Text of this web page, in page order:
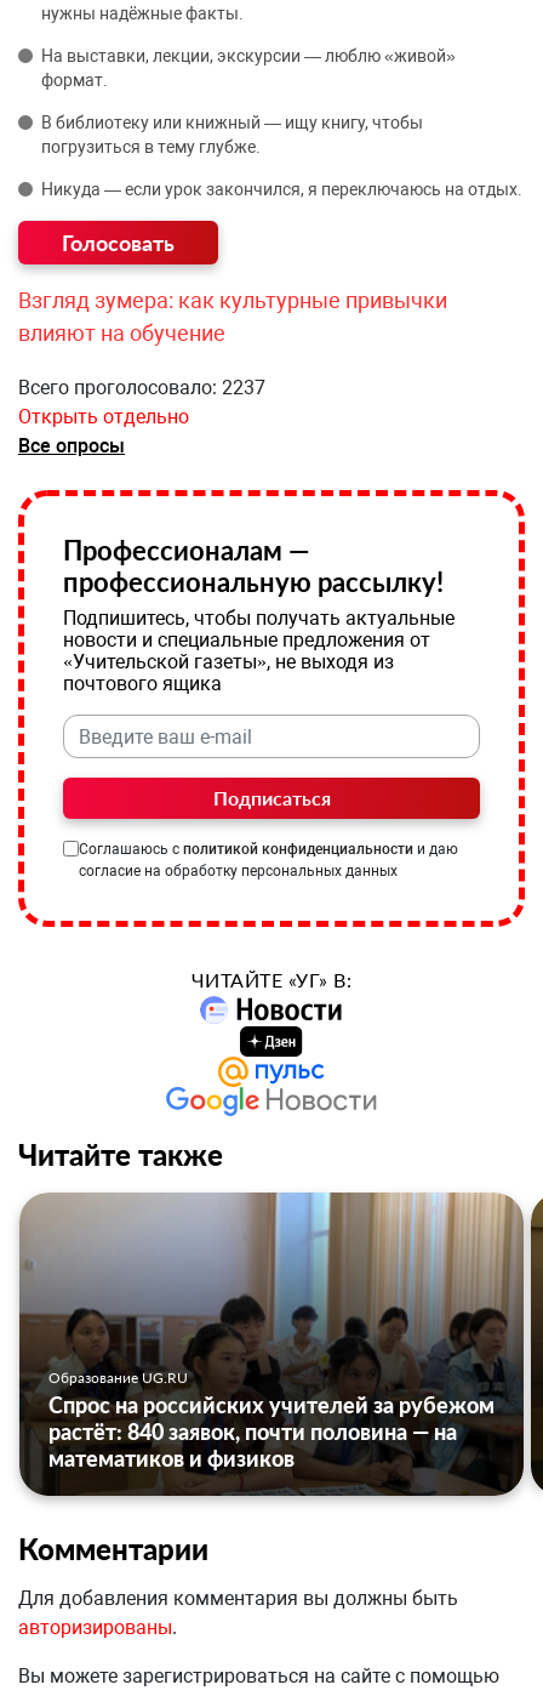
нужны надёжные факты.
На выставки, лекции, экскурсии — люблю «живой»
формат.
В библиотеку или книжный — ищу книгу, чтобы
погрузиться в тему глубже.
Никуда — если урок закончился, я переключаюсь на отдых.
Взгляд зумера: как культурные привычки
влияют на обучение
Всего проголосовало: 2237
Открыть отдельно
Все опросы
Профессионалам —
профессиональную рассылку!
Подпишитесь, чтобы получать актуальные
новости и специальные предложения от
«Учительской газеты», не выходя из
почтового ящика
Подписаться
Соглашаюсь с политикой конфиденциальности и даю
согласие на обработку персональных данных
ЧИТАЙТЕ «УГ» В:
Читайте также
Образование UG.RU
Спрос на российских учителей за рубежом
растёт: 840 заявок, почти половина — на
математиков и физиков
Комментарии
Для добавления комментария вы должны быть
авторизированы.
Вы можете зарегистрироваться на сайте с помощью